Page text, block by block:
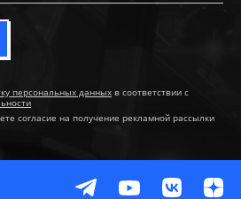
персональных данных в соответствии с
согласие на получение рекламной рассылки